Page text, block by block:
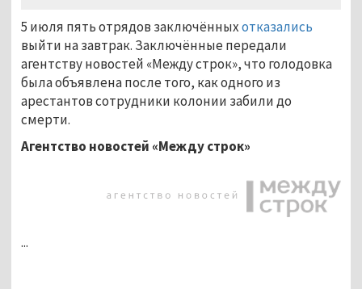
5 июля пять отрядов заключённыхотказались
выйти на завтрак. Заключённые передали
агентству новостей «Между строк», что голодовка
была объявлена после того, как одного из
арестантов сотрудники колонии забили до
смерти.
Агентство новостей «Между строк»
...